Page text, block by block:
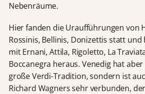
Nebenräume.
Hier fanden die Uraufführungen von
Rossinis, Bellinis, Donizettis statt und
mit Ernani, Attila, Rigoletto, La
Boccanegra heraus. Venedig hat
große Verdi-Tradition, sondern ist
Richard Wagners sehr verbunden,